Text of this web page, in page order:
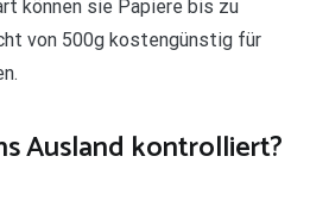
können sie Papiere bis zu
von 500g kostengünstig für
Ausland kontrolliert?